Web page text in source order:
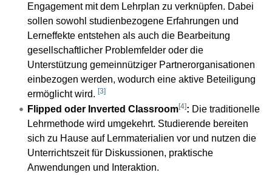
Engagement mit dem Lehrplan zu verknüpfen. Dabei
sollen sowohl studienbezogene Erfahrungen und
Lerneffekte entstehen als auch die Bearbeitung
gesellschaftlicher Problemfelder oder die
Unterstützung gemeinnütziger Partnerorganisationen
einbezogen werden, wodurch eine aktive Beteiligung
ermöglicht wird. [3]
Flipped oder Inverted Classroom[4]: Die traditionelle
Lehrmethode wird umgekehrt. Studierende bereiten
sich zu Hause auf Lernmaterialien vor und nutzen die
Unterrichtszeit für Diskussionen, praktische
Anwendungen und Interaktion.